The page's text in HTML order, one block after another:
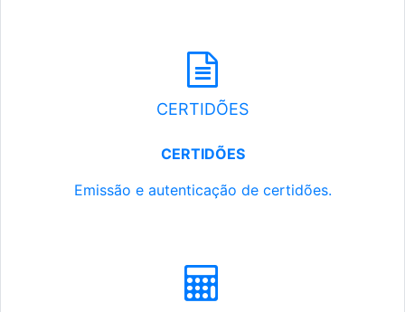
CERTIDÕES
CERTIDÕES
Emissão e autenticação de certidões.